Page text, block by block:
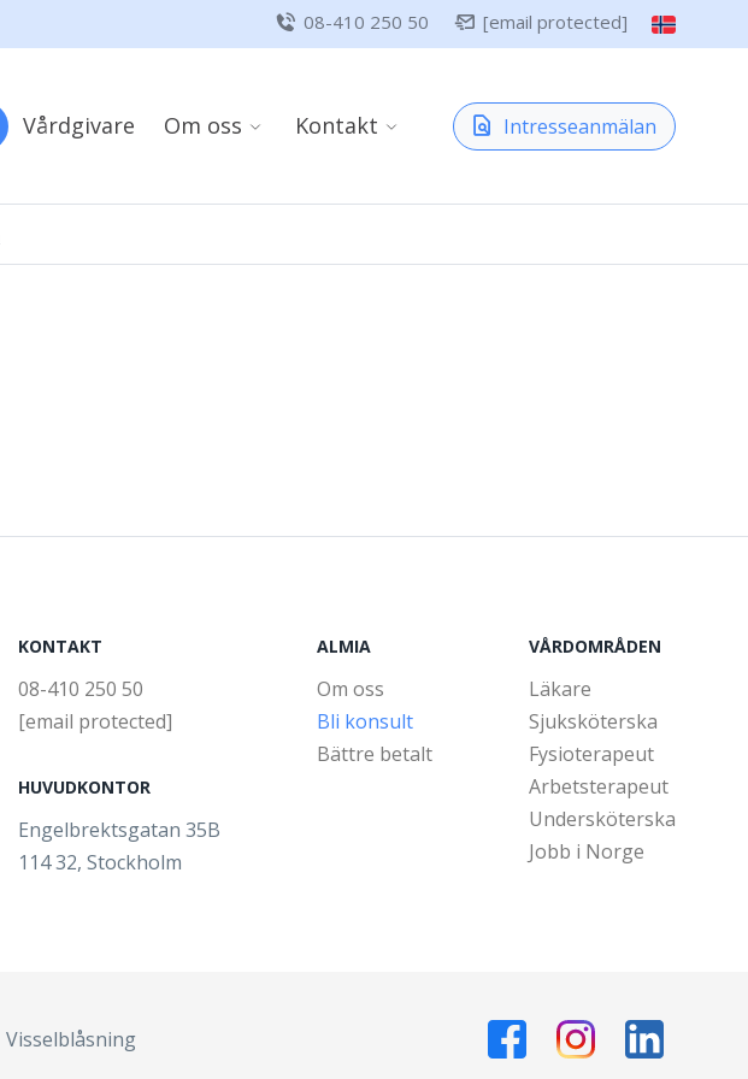
08-410 250 50 [email protected]
Vårdgivare Om oss Kontakt Intresseanmälan
KONTAKT
08-410 250 50
[email protected]
HUVUDKONTOR
Engelbrektsgatan 35B
114 32, Stockholm
ALMIA
Om oss
Bli konsult
Bättre betalt
VÅRDOMRÅDEN
Läkare
Sjuksköterska
Fysioterapeut
Arbetsterapeut
Undersköterska
Jobb i Norge
Visselblåsning